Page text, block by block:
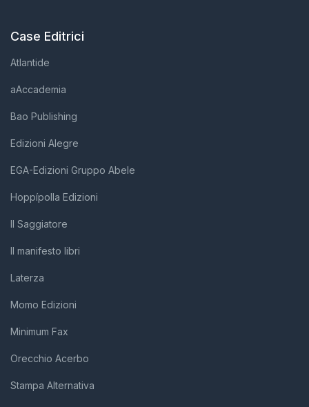
Case Editrici
Atlantide
aAccademia
Bao Publishing
Edizioni Alegre
EGA-Edizioni Gruppo Abele
Hoppípolla Edizioni
Il Saggiatore
Il manifesto libri
Laterza
Momo Edizioni
Minimum Fax
Orecchio Acerbo
Stampa Alternativa